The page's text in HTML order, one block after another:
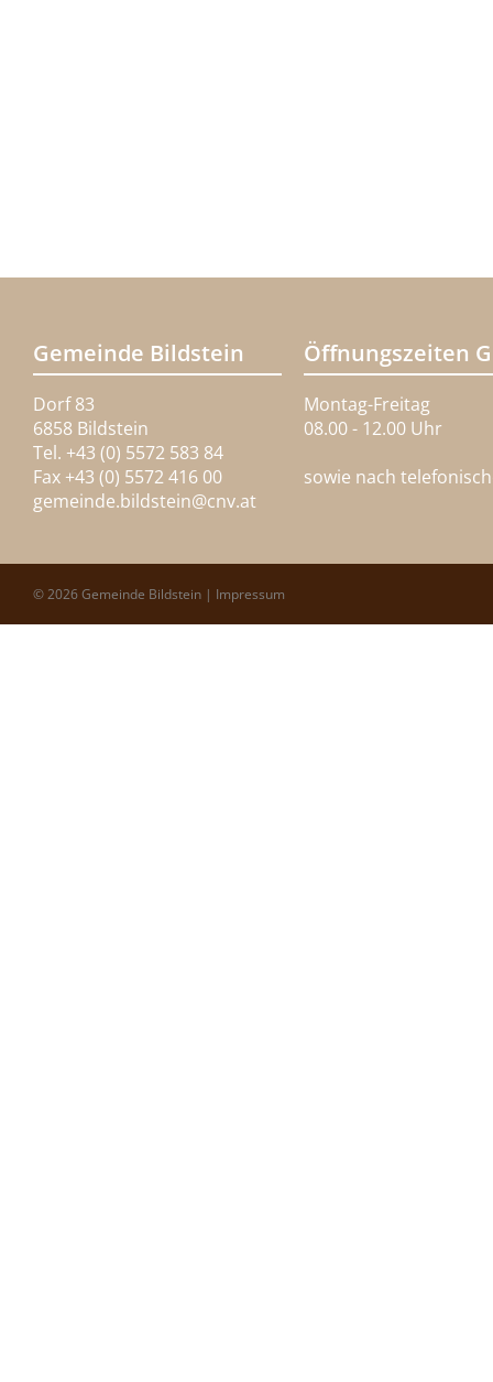
Gemeinde Bildstein
Dorf 83
6858 Bildstein
Tel. +43 (0) 5572 583 84
Fax +43 (0) 5572 416 00
gemeinde.bildstein@cnv.at
Öffnungszeiten
Montag-Freitag
08.00 - 12.00 Uhr
sowie nach
© 2026 Gemeinde Bildstein | Impressum